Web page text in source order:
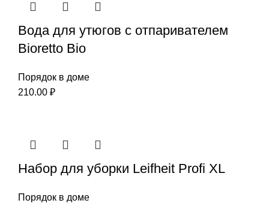
Вода для утюгов с отпаривателем
Bioretto Bio
Порядок в доме
210.00 ₽
Набор для уборки Leifheit Profi XL
Порядок в доме